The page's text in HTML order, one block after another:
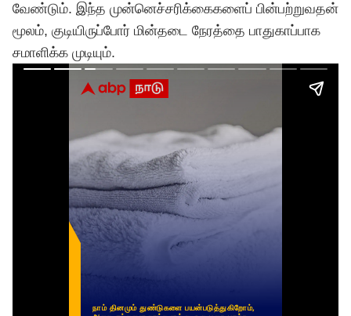
வேண்டும். இந்த முன்னெச்சரிக்கைகளைப் பின்பற்றுவதன்
மூலம், குடியிருப்போர் மின்தடை நேரத்தை பாதுகாப்பாக
சமாளிக்க முடியும்.